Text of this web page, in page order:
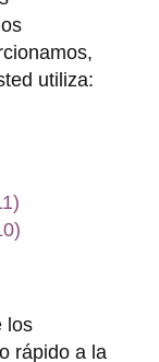
utiliza:
los
rápido a la